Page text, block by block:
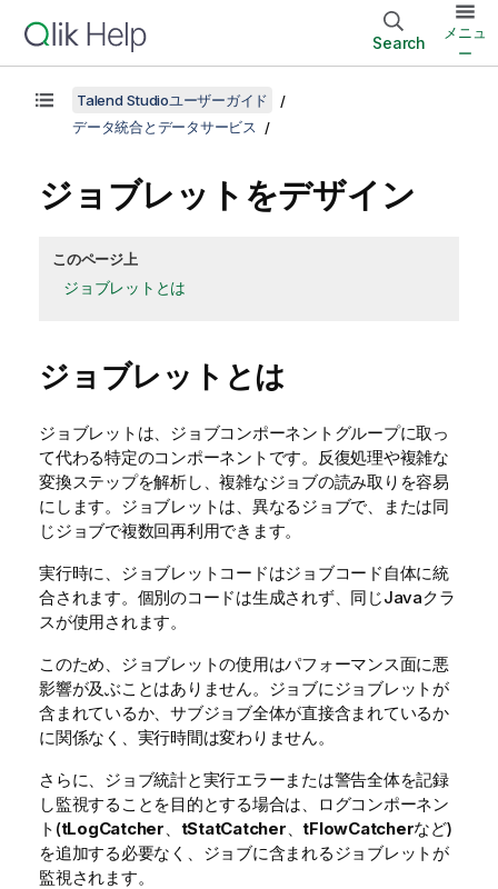
Search
メニュ
ー
Talend Studioユーザーガイド
データ統合とデータサービス
ジョブレットをデザイン
このページ上
ジョブレットとは
ジョブレットとは
ジョブレットは、ジョブコンポーネントグループに取っ
て代わる特定のコンポーネントです。反復処理や複雑な
変換ステップを解析し、複雑なジョブの読み取りを容易
にします。ジョブレットは、異なるジョブで、または同
じジョブで複数回再利用できます。
実行時に、ジョブレットコードはジョブコード自体に統
合されます。個別のコードは生成されず、同じJavaクラ
スが使用されます。
このため、ジョブレットの使用はパフォーマンス面に悪
影響が及ぶことはありません。ジョブにジョブレットが
含まれているか、サブジョブ全体が直接含まれているか
に関係なく、実行時間は変わりません。
さらに、ジョブ統計と実行エラーまたは警告全体を記録
し監視することを目的とする場合は、ログコンポーネン
ト(tLogCatcher tStatCatcher 、tFlowCatcherなど)
を追加する必要なく、ジョブに含まれるジョブレットが
監視されます。